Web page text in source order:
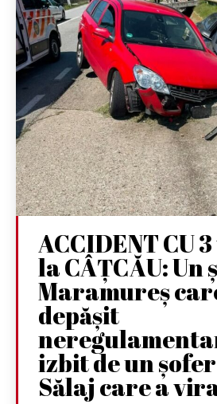
ACCIDENT CU
la CÂȚCĂU: Un
Maramureș
depășit
izbit de un
Sălaj care a